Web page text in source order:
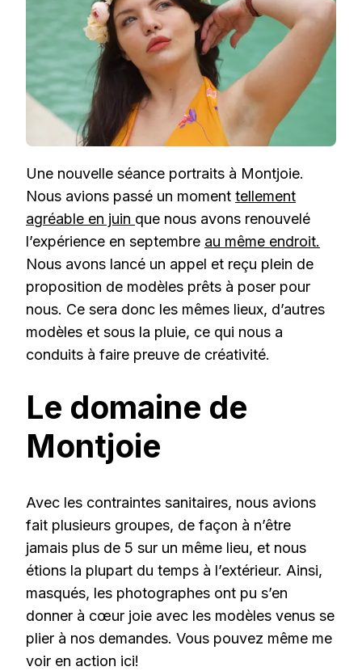
Une nouvelle séance portraits à Montjoie.
Nous avions passé un moment tellement
agréable en juin que nous avons renouvelé
l’expérience en septembre au même endroit.
Nous avons lancé un appel et reçu plein de
proposition de modèles prêts à poser pour
nous. Ce sera donc les mêmes lieux, d’autres
modèles et sous la pluie, ce qui nous a
conduits à faire preuve de créativité.
Le domaine de
Montjoie
Avec les contraintes sanitaires, nous avions
fait plusieurs groupes, de façon à n’être
jamais plus de 5 sur un même lieu, et nous
étions la plupart du temps à l’extérieur. Ainsi,
masqués, les photographes ont pu s’en
donner à cœur joie avec les modèles venus se
plier à nos demandes. Vous pouvez même me
voir en action ici!